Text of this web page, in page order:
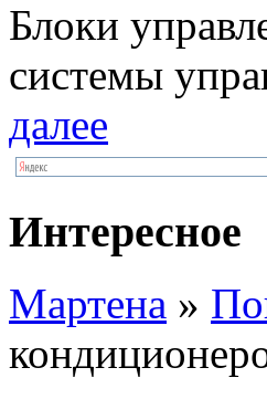
Блоки
системы
далее
Интересное
Мартена »